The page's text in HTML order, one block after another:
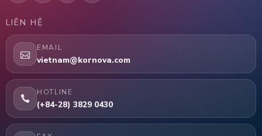
LIÊN HỆ
EMAIL
vietnam@kornova.com
HOTLINE
(+84-28) 3829 0430